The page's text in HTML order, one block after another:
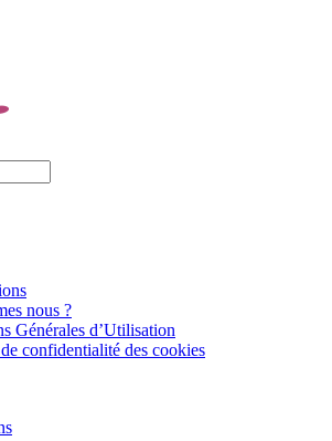
nous ?
Générales d’Utilisation
confidentialité des cookies